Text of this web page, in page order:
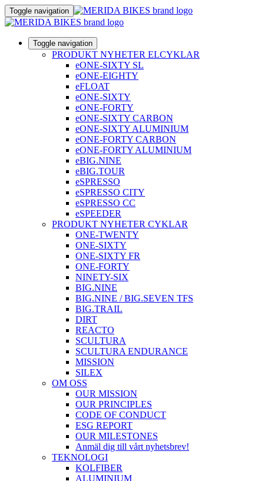
Toggle navigation
Toggle navigation
PRODUKT NYHETER ELCYKLAR
eONE-SIXTY SL
eONE-EIGHTY
eFLOAT
eONE-SIXTY
eONE-FORTY
eONE-SIXTY CARBON
eONE-SIXTY ALUMINIUM
eONE-FORTY CARBON
eONE-FORTY ALUMINIUM
eBIG.NINE
eBIG.TOUR
eSPRESSO
eSPRESSO CITY
eSPRESSO CC
eSPEEDER
PRODUKT NYHETER CYKLAR
ONE-TWENTY
ONE-SIXTY
ONE-SIXTY FR
ONE-FORTY
NINETY-SIX
BIG.NINE
BIG.NINE / BIG.SEVEN TFS
BIG.TRAIL
DIRT
REACTO
SCULTURA
SCULTURA ENDURANCE
MISSION
SILEX
OM OSS
OUR MISSION
OUR PRINCIPLES
CODE OF CONDUCT
ESG REPORT
OUR MILESTONES
Anmäl dig till vårt nyhetsbrev!
TEKNOLOGI
KOLFIBER
ALUMINIUM